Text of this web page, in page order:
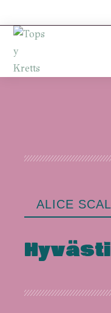
ALICE
Hyvästi